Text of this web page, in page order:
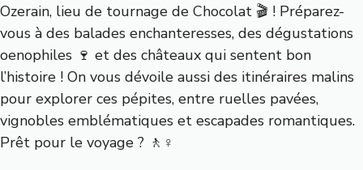
Ozerain, lieu de tournage de Chocolat 🎬 ! Préparez-
vous à des balades enchanteresses, des dégustations
oenophiles 🍷 et des châteaux qui sentent bon
l’histoire ! On vous dévoile aussi des itinéraires malins
pour explorer ces pépites, entre ruelles pavées,
vignobles emblématiques et escapades romantiques.
Prêt pour le voyage ? 🚶♀️